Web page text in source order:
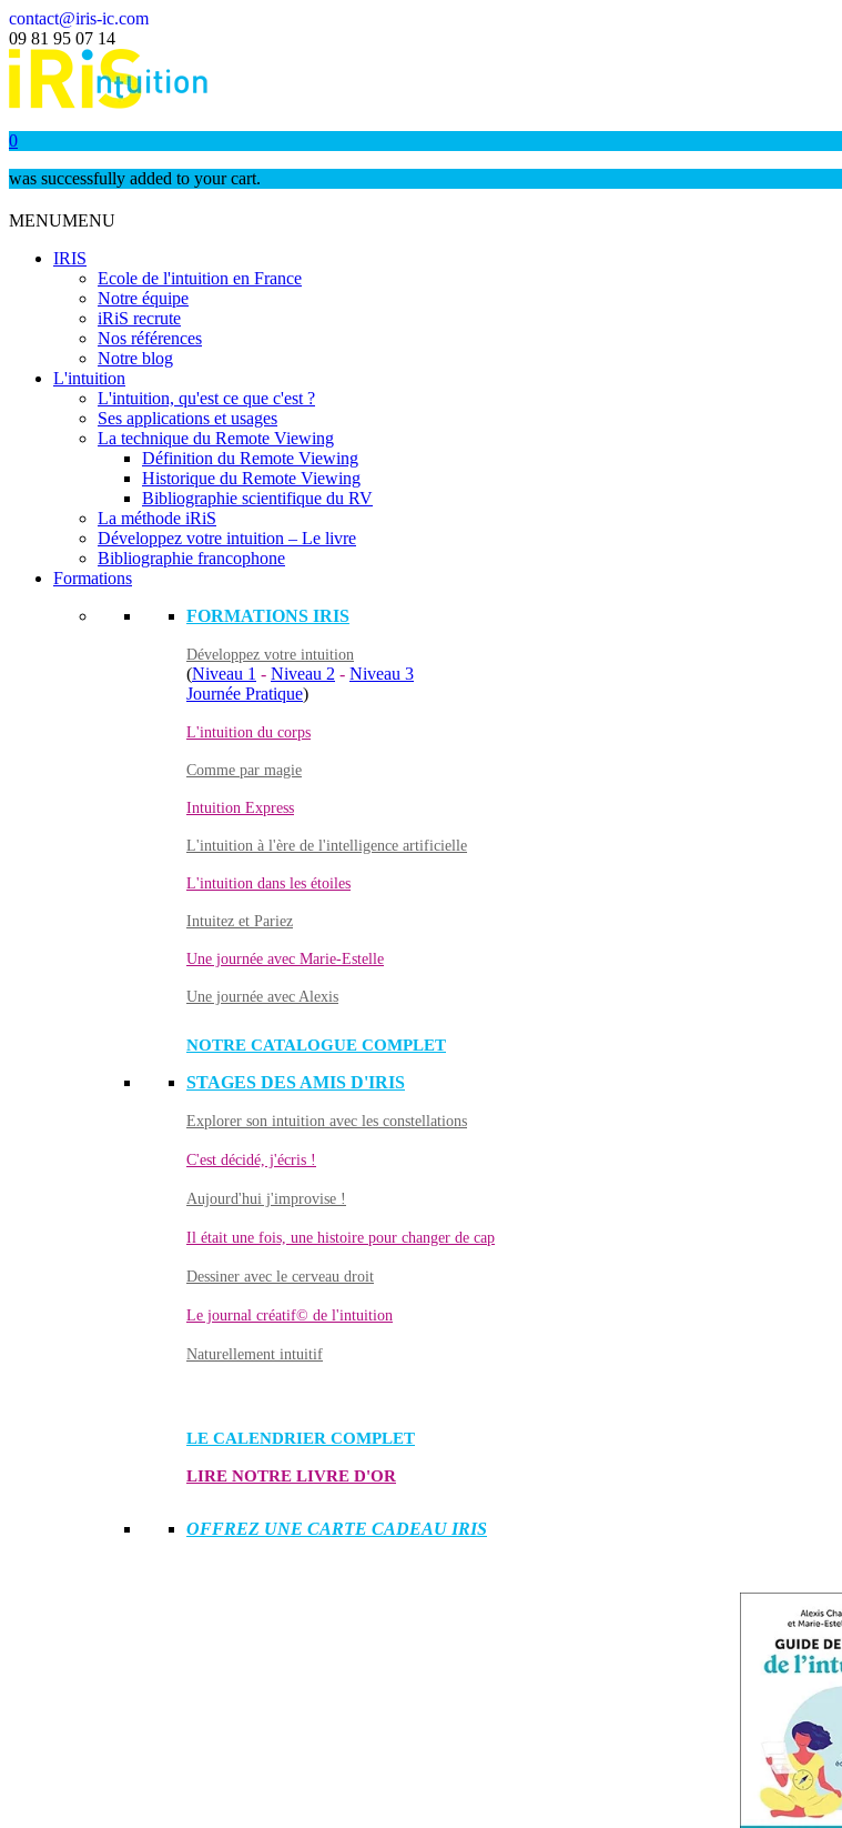
contact@iris-ic.com
09 81 95 07 14
0
was successfully added to your cart.
MENUMENU
IRIS
Ecole de l'intuition en France
Notre équipe
iRiS recrute
Nos références
Notre blog
L'intuition
L'intuition, qu'est ce que c'est ?
Ses applications et usages
La technique du Remote Viewing
Définition du Remote Viewing
Historique du Remote Viewing
Bibliographie scientifique du RV
La méthode iRiS
Développez votre intuition – Le livre
Bibliographie francophone
Formations
FORMATIONS IRIS
Développez votre intuition
(Niveau 1 - Niveau 2 - Niveau 3
Journée Pratique)
L'intuition du corps
Comme par magie
Intuition Express
L'intuition à l'ère de l'intelligence artificielle
L'intuition dans les étoiles
Intuitez et Pariez
Une journée avec Marie-Estelle
Une journée avec Alexis
NOTRE CATALOGUE COMPLET
STAGES DES AMIS D'IRIS
Explorer son intuition avec les constellations
C'est décidé, j'écris !
Aujourd'hui j'improvise !
Il était une fois, une histoire pour changer de cap
Dessiner avec le cerveau droit
Le journal créatif© de l'intuition
Naturellement intuitif
LE CALENDRIER COMPLET
LIRE NOTRE LIVRE D'OR
OFFREZ UNE CARTE CADEAU IRIS